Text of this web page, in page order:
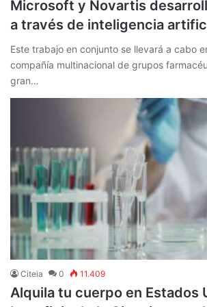
Microsoft y Novartis
a través de inteligencia
Este trabajo en conjunto se llevará a cabo
compañía multinacional de grupos
gran…
Citeia 0 11.409
Alquila tu cuerpo en Estados